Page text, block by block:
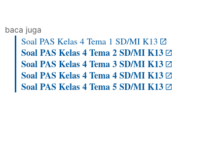
baca juga
Soal PAS Kelas 4 Tema 1 SD/MI K13
Soal PAS Kelas 4 Tema 2 SD/MI K13
Soal PAS Kelas 4 Tema 3 SD/MI K13
Soal PAS Kelas 4 Tema 4 SD/MI K13
Soal PAS Kelas 4 Tema 5 SD/MI K13